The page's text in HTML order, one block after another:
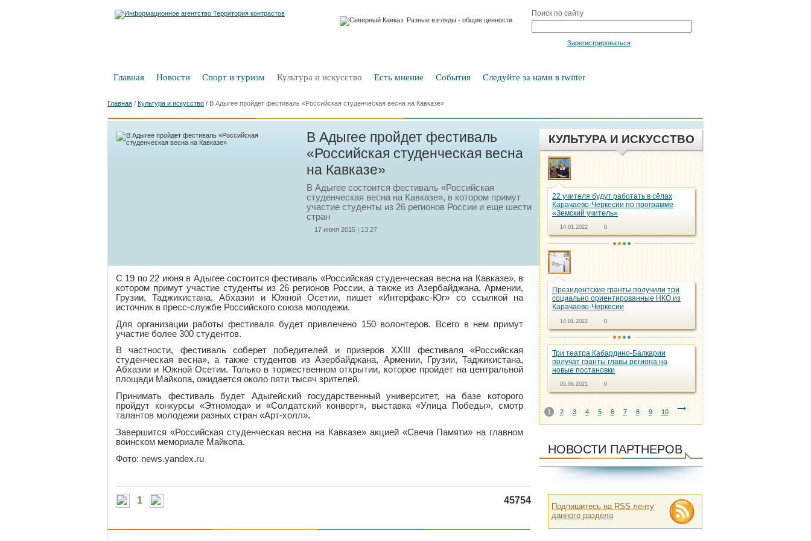
Поиск по сайту
Зарегистрироваться
Главная Новости Спорт и туризм Культура и искусство Есть мнение События Следуйте за нами в twitter
Главная / Культура и искусство / В Адыгее пройдет фестиваль «Российская студенческая весна на Кавказе»
В Адыгее пройдет фестиваль
«Российская студенческая весна
на Кавказе»
В Адыгее состоится фестиваль «Российская
студенческая весна на Кавказе», в котором примут
участие студенты из 26 регионов России и еще шести
стран
17 июня 2015 | 13:27
С 19 по 22 июня в Адыгее состоится фестиваль «Российская студенческая весна на Кавказе», в
котором примут участие студенты из 26 регионов России, а также из Азербайджана, Армении,
Грузии, Таджикистана, Абхазии и Южной Осетии, пишет «Интерфакс-Юг» со ссылкой на
источник в пресс-службе Российского союза молодежи.
Для организации работы фестиваля будет привлечено 150 волонтеров. Всего в нем примут
участие более 300 студентов.
В частности, фестиваль соберет победителей и призеров ХХIII фестиваля «Российская
студенческая весна», а также студентов из Азербайджана, Армении, Грузии, Таджикистана,
Абхазии и Южной Осетии. Только в торжественном открытии, которое пройдет на центральной
площади Майкопа, ожидается около пяти тысяч зрителей.
Принимать фестиваль будет Адыгейский государственный университет, на базе которого
пройдут конкурсы «Этномода» и «Солдатский конверт», выставка «Улица Победы», смотр
талантов молодежи разных стран «Арт-холл».
Завершится «Российская студенческая весна на Кавказе» акцией «Свеча Памяти» на главном
воинском мемориале Майкопа.
Фото: news.yandex.ru
1 45754
КУЛЬТУРА И ИСКУССТВО
22 учителя будут работать в сёлах
Карачаево-Черкесии по программе
«Земский учитель»
14.01.2022 0
Президентские гранты получили три
социально ориентированные НКО из
Карачаево-Черкесии
14.01.2022 0
Три театра Кабардино-Балкарии
получат гранты главы региона на
новые постановки
05.06.2021 0
1 2 3 4 5 6 7 8 9 10
НОВОСТИ ПАРТНЕРОВ
Подпишитесь на RSS ленту
данного раздела